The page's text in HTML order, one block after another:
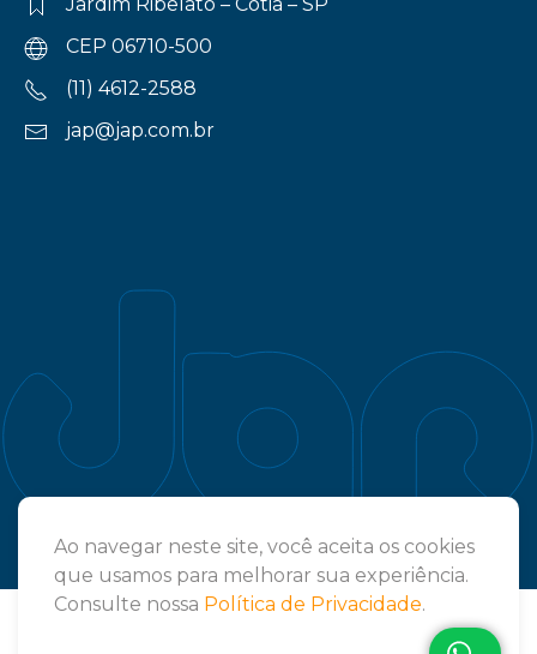
CEP 06710-500
(11) 4612-2588
jap@jap.com.br
2026 © - Todos os direitos reservados - Jap Janelas de Alumínio
Ao navegar neste site, você aceita os cookies
que usamos para melhorar sua experiência.
Consulte nossa Política de Privacidade.